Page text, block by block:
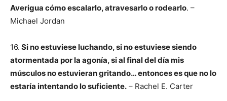
Averigua cómo escalarlo, atravesarlo o rodearlo. –
Michael Jordan
16. Si no estuviese luchando, si no estuviese siendo
atormentada por la agonía, si al final del día mis
músculos no estuvieran gritando… entonces es que no lo
estaría intentando lo suficiente. – Rachel E. Carter